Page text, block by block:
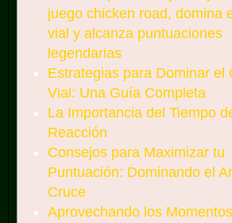
juego chicken road, domina
vial y alcanza puntuaciones
legendarias
Estrategias para Dominar el
Vial: Una Guía Completa
La Importancia del Tiempo
Reacción
Consejos para Maximizar tu
Puntuación: Dominando el
Cruce
Aprovechando los